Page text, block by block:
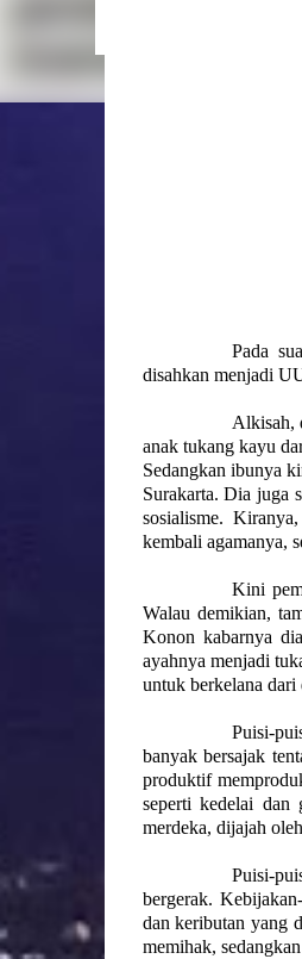
Wahyu itu semua
berdevosi pada
Pada
disahkan menjadi
Alkisah,
anak tukang kayu
Sedangkan ibunya
Surakarta. Dia juga
sosialisme.
kembali agamanya,
Kini
Walau demikian,
Konon kabarnya
ayahnya menjadi
untuk berkelana dari
Puisi-
banyak bersajak
produktif
seperti kedelai dan
merdeka, dijajah
Puisi-
bergerak.
dan keributan yang
memihak,